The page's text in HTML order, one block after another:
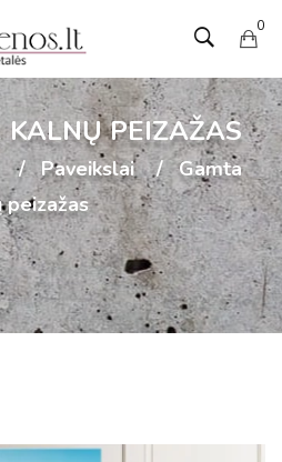
0
KALNŲ PEIZAŽAS
Paveikslai
Gamta